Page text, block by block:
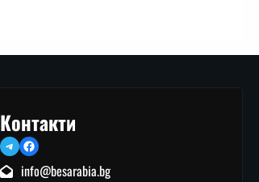
Контакти
TelegramFacebook
info@besarabia.bg